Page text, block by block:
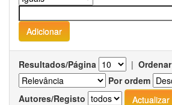
Resultados/Página |
Por ordem
Autores/Registo